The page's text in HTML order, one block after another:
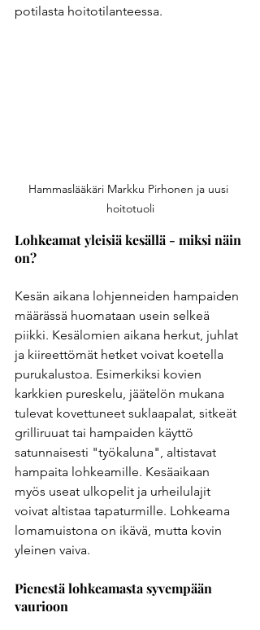
potilasta hoitotilanteessa.
Hammaslääkäri Markku Pirhonen ja uusi
hoitotuoli
Lohkeamat yleisiä kesällä - miksi näin
on?
Kesän aikana lohjenneiden hampaiden
määrässä huomataan usein selkeä
piikki. Kesälomien aikana herkut, juhlat
ja kiireettömät hetket voivat koetella
purukalustoa. Esimerkiksi kovien
karkkien pureskelu, jäätelön mukana
tulevat kovettuneet suklaapalat, sitkeät
grilliruuat tai hampaiden käyttö
satunnaisesti "työkaluna", altistavat
hampaita lohkeamille. Kesäaikaan
myös useat ulkopelit ja urheilulajit
voivat altistaa tapaturmille. Lohkeama
lomamuistona on ikävä, mutta kovin
yleinen vaiva.
Pienestä lohkeamasta syvempään
vaurioon